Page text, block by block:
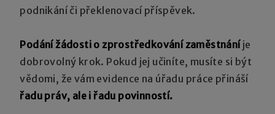
podnikání či překlenovací příspěvek.
Podání žádosti o zprostředkování zaměstnáníje
dobrovolný krok. Pokud jej učiníte, musíte si být
vědomi, že vám evidence na úřadu práce přináší
řadu práv, ale i řadu povinností.